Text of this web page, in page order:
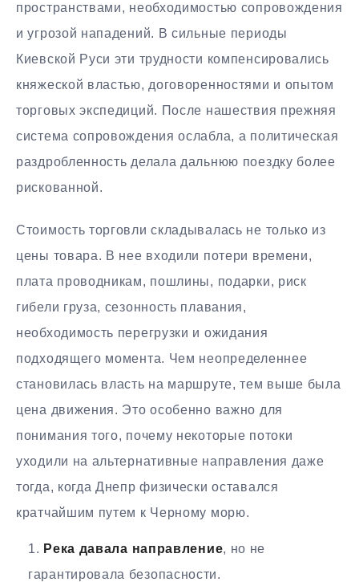
пространствами, необходимостью сопровождения
и угрозой нападений. В сильные периоды
Киевской Руси эти трудности компенсировались
княжеской властью, договоренностями и опытом
торговых экспедиций. После нашествия прежняя
система сопровождения ослабла, а политическая
раздробленность делала дальнюю поездку более
рискованной.
Стоимость торговли складывалась не только из
цены товара. В нее входили потери времени,
плата проводникам, пошлины, подарки, риск
гибели груза, сезонность плавания,
необходимость перегрузки и ожидания
подходящего момента. Чем неопределеннее
становилась власть на маршруте, тем выше была
цена движения. Это особенно важно для
понимания того, почему некоторые потоки
уходили на альтернативные направления даже
тогда, когда Днепр физически оставался
кратчайшим путем к Черному морю.
Река давала направление, но не
гарантировала безопасности.